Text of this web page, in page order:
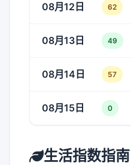
08月12日 62
08月13日 49
08月14日 57
08月15日 0
生活指数指南